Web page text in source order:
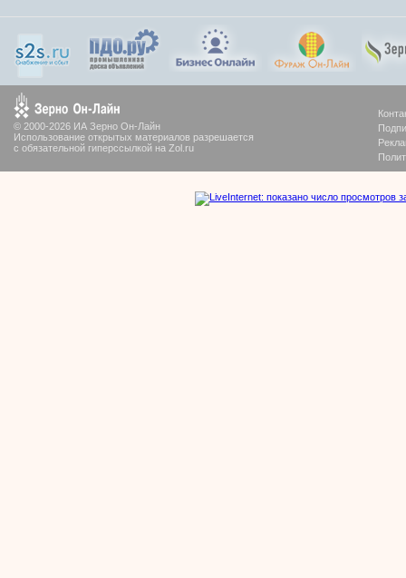
© 2000-2026 ИА Зерно Он-Лайн
Использование открытых материалов разрешается
с обязательной гиперссылкой на Zol.ru